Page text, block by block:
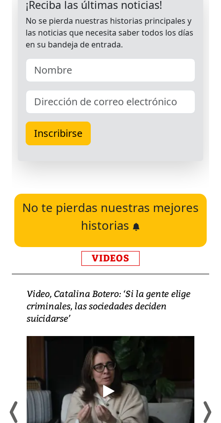
No te pierdas nuestras mejores
historias
VIDEOS
Video, Catalina Botero: ‘Si la gente elige
criminales, las sociedades deciden
suicidarse’